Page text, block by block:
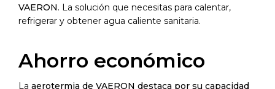
VAERON. La solución que necesitas para calentar,
refrigerar y obtener agua caliente sanitaria.
Ahorro económico
La aerotermia de VAERON destaca por su capacidad